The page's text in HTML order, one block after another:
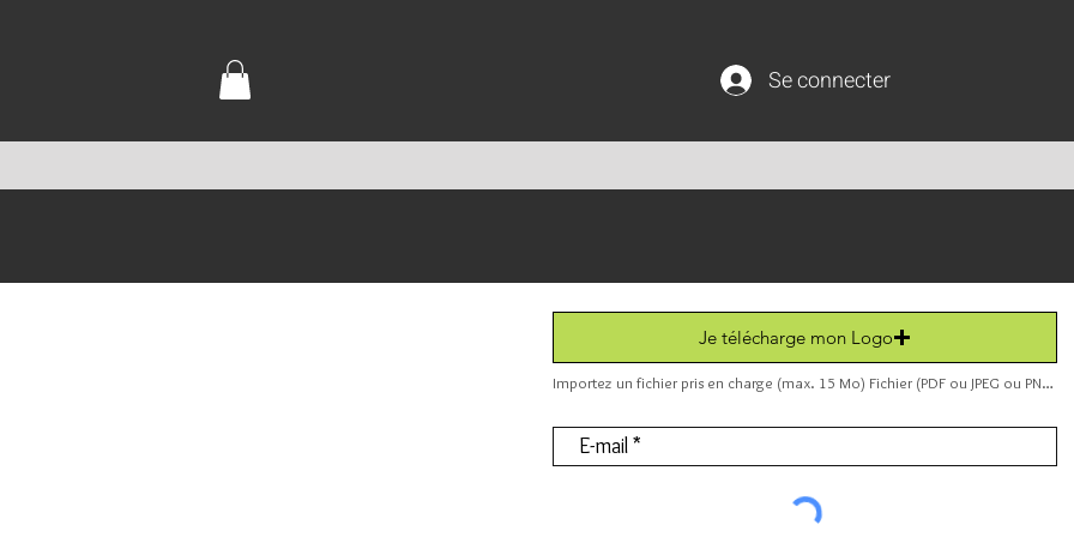
Se connecter
Je télécharge mon Logo
Importez un fichier pris en charge (max. 15 Mo) Fichier (PDF ou JPEG ou PNG).